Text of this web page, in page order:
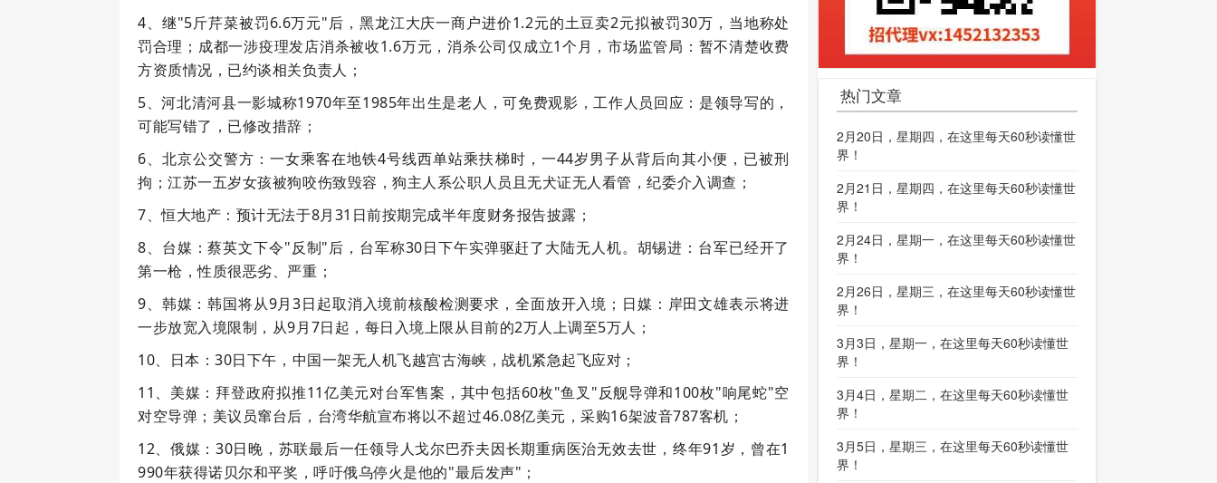
4、继"5斤芹菜被罚6.6万元"后，黑龙江大庆一商户进价1.2元的土豆卖2元拟被罚30万，当地称处
罚合理；成都一涉疫理发店消杀被收1.6万元，消杀公司仅成立1个月，市场监管局：暂不清楚收费
方资质情况，已约谈相关负责人；
5、河北清河县一影城称1970年至1985年出生是老人，可免费观影，工作人员回应：是领导写的，
可能写错了，已修改措辞；
6、北京公交警方：一女乘客在地铁4号线西单站乘扶梯时，一44岁男子从背后向其小便，已被刑
拘；江苏一五岁女孩被狗咬伤致毁容，狗主人系公职人员且无犬证无人看管，纪委介入调查；
7、恒大地产：预计无法于8月31日前按期完成半年度财务报告披露；
8、台媒：蔡英文下令"反制"后，台军称30日下午实弹驱赶了大陆无人机。胡锡进：台军已经开了
第一枪，性质很恶劣、严重；
9、韩媒：韩国将从9月3日起取消入境前核酸检测要求，全面放开入境；日媒：岸田文雄表示将进
一步放宽入境限制，从9月7日起，每日入境上限从目前的2万人上调至5万人；
10、日本：30日下午，中国一架无人机飞越宫古海峡，战机紧急起飞应对；
11、美媒：拜登政府拟推11亿美元对台军售案，其中包括60枚"鱼叉"反舰导弹和100枚"响尾蛇"空
对空导弹；美议员窜台后，台湾华航宣布将以不超过46.08亿美元，采购16架波音787客机；
12、俄媒：30日晚，苏联最后一任领导人戈尔巴乔夫因长期重病医治无效去世，终年91岁，曾在1
990年获得诺贝尔和平奖，呼吁俄乌停火是他的"最后发声"；
热门文章
2月20日，星期四，在这里每天60秒读懂世
界！
2月21日，星期四，在这里每天60秒读懂世
界！
2月24日，星期一，在这里每天60秒读懂世
界！
2月26日，星期三，在这里每天60秒读懂世
界！
3月3日，星期一，在这里每天60秒读懂世
界！
3月4日，星期二，在这里每天60秒读懂世
界！
3月5日，星期三，在这里每天60秒读懂世
界！